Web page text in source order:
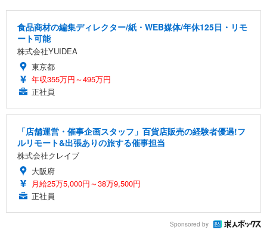
食品商材の編集ディレクター/紙・WEB媒体/年休125日・リモ
ート可能
株式会社YUIDEA
東京都
年収355万円～495万円
正社員
「店舗運営・催事企画スタッフ」百貨店販売の経験者優遇!フ
ルリモート&出張ありの旅する催事担当
株式会社クレイブ
大阪府
月給25万5,000円～38万9,500円
正社員
Sponsored by